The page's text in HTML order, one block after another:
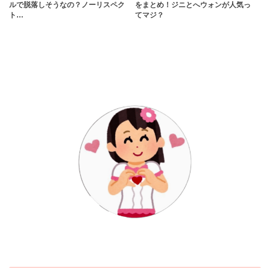
ルで脱落しそうなの？ノーリスペク
ト…
をまとめ！ジニとへウォンが人気っ
てマジ？